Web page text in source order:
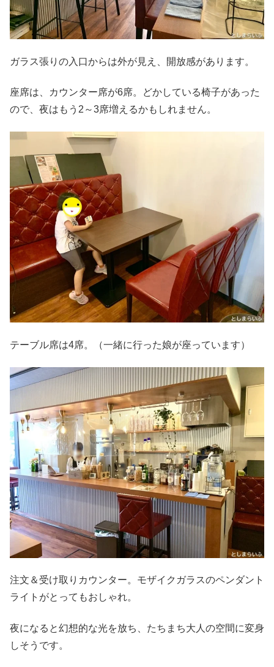
ガラス張りの入口からは外が見え、開放感があります。
座席は、カウンター席が6席。どかしている椅子があった
ので、夜はもう2～3席増えるかもしれません。
テーブル席は4席。（一緒に行った娘が座っています）
注文＆受け取りカウンター。モザイクガラスのペンダント
ライトがとってもおしゃれ。
夜になると幻想的な光を放ち、たちまち大人の空間に変身
しそうです。